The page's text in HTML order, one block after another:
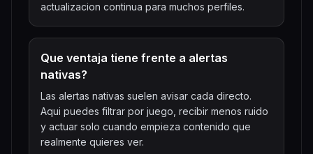
actualizacion continua para muchos perfiles.
Que ventaja tiene frente a alertas
nativas?
Las alertas nativas suelen avisar cada directo.
Aqui puedes filtrar por juego, recibir menos ruido
y actuar solo cuando empieza contenido que
realmente quieres ver.